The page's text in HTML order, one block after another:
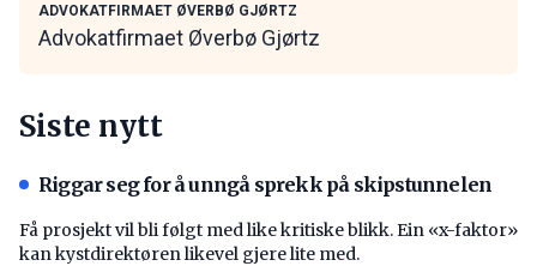
ADVOKATFIRMAET ØVERBØ GJØRTZ
Advokatfirmaet Øverbø Gjørtz
Siste nytt
Riggar seg for å unngå sprekk på skipstunnelen
Få prosjekt vil bli følgt med like kritiske blikk. Ein «x-faktor»
kan kystdirektøren likevel gjere lite med.